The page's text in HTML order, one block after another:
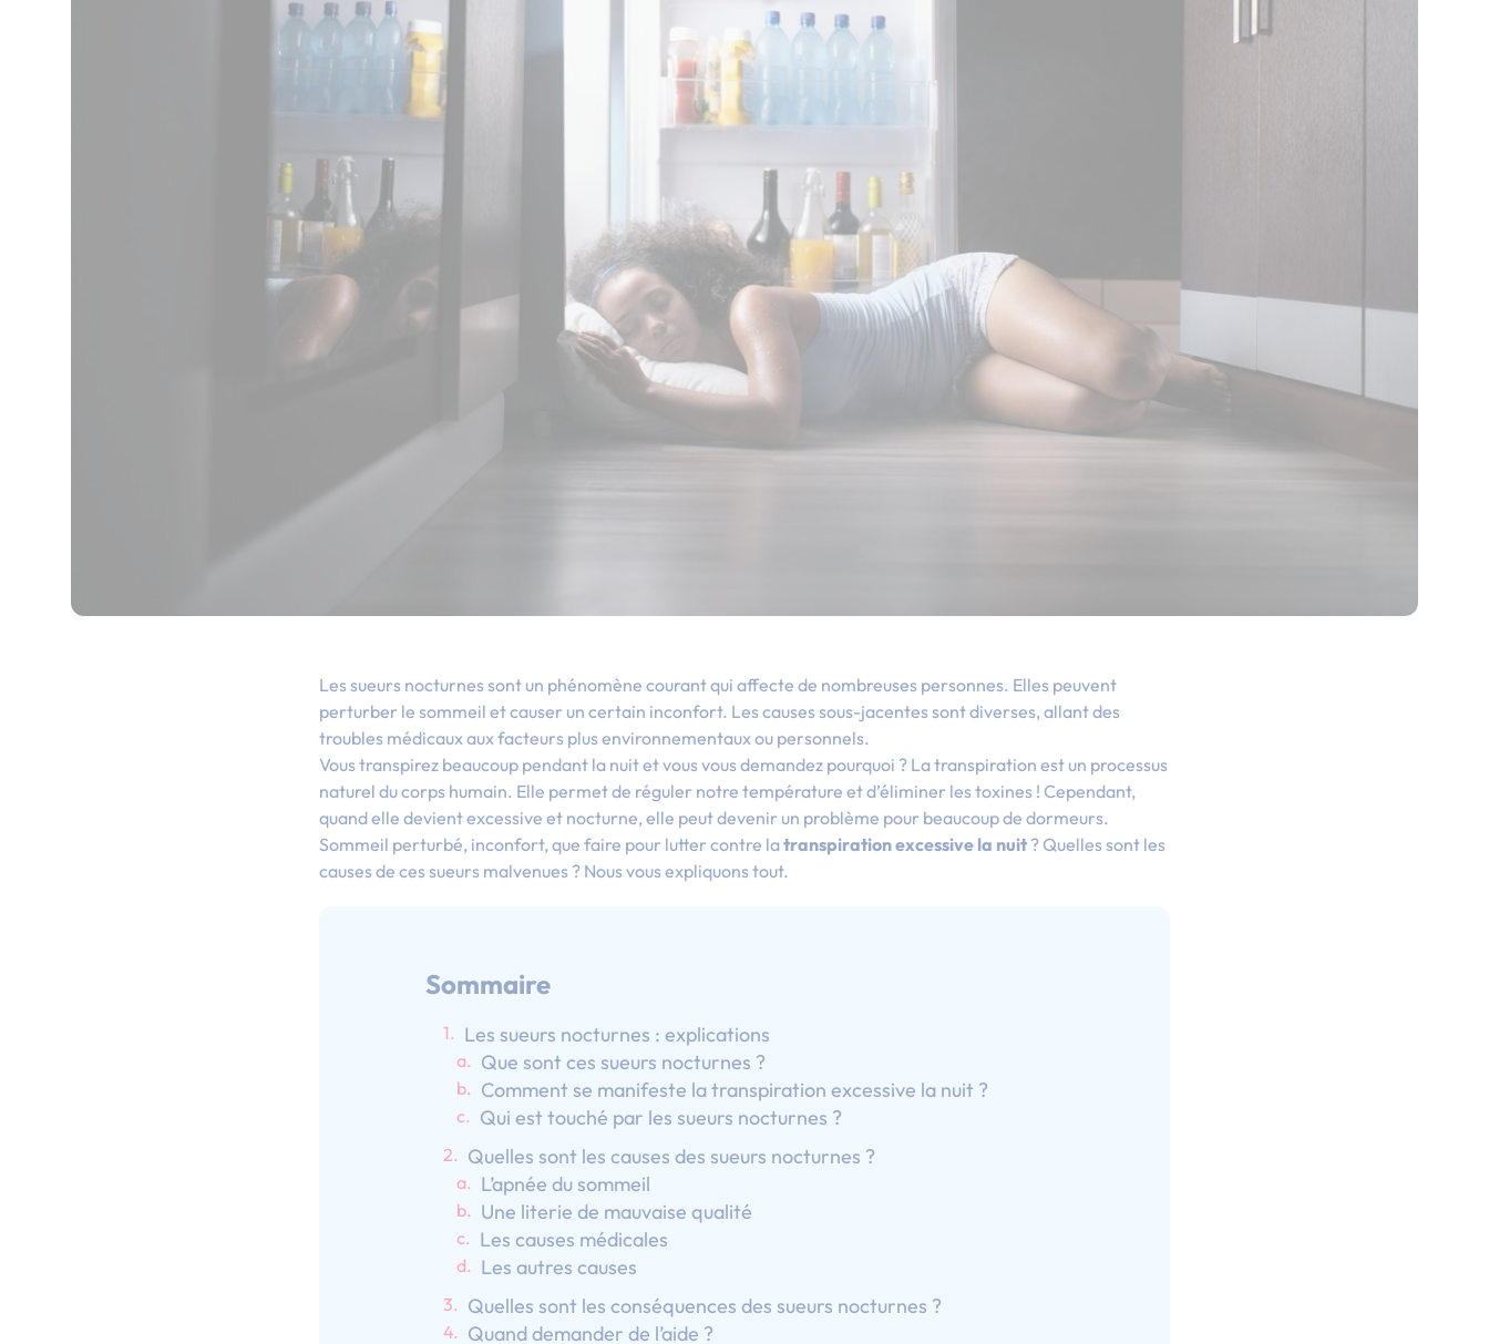
Les sueurs nocturnes sont un phénomène courant qui affecte de nombreuses personnes. Elles peuvent
perturber le sommeil et causer un certain inconfort. Les causes sous-jacentes sont diverses, allant des
troubles médicaux aux facteurs plus environnementaux ou personnels.
Vous transpirez beaucoup pendant la nuit et vous vous demandez pourquoi ? La transpiration est un processus
naturel du corps humain. Elle permet de réguler notre température et d’éliminer les toxines ! Cependant,
quand elle devient excessive et nocturne, elle peut devenir un problème pour beaucoup de dormeurs.
Sommeil perturbé, inconfort, que faire pour lutter contre latranspiration excessive la nuit ? Quelles sont les
causes de ces sueurs malvenues ? Nous vous expliquons tout.
Sommaire
Les sueurs nocturnes : explications
Que sont ces sueurs nocturnes ?
Comment se manifeste la transpiration excessive la nuit ?
Qui est touché par les sueurs nocturnes ?
Quelles sont les causes des sueurs nocturnes ?
L’apnée du sommeil
Une literie de mauvaise qualité
Les causes médicales
Les autres causes
Quelles sont les conséquences des sueurs nocturnes ?
Quand demander de l’aide ?